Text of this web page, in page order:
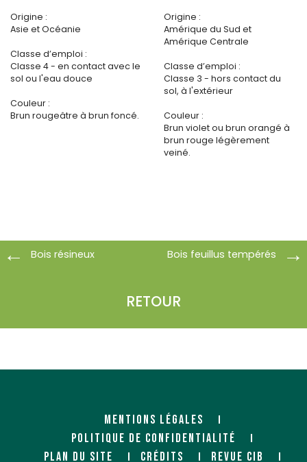
Origine :
Asie et Océanie
Classe d’emploi :
Classe 4 - en contact avec le
sol ou l'eau douce
Couleur :
Brun rougeâtre à brun foncé.
Origine :
Amérique du Sud et
Amérique Centrale
Classe d’emploi :
Classe 3 - hors contact du
sol, à l'extérieur
Couleur :
Brun violet ou brun orangé à
brun rouge légèrement
veiné.
Bois résineux
RETOUR
Bois feuillus tempérés
MENTIONS LÉGALES
POLITIQUE DE CONFIDENTIALITÉ
PLAN DU SITE
CRÉDITS REVUE CIB